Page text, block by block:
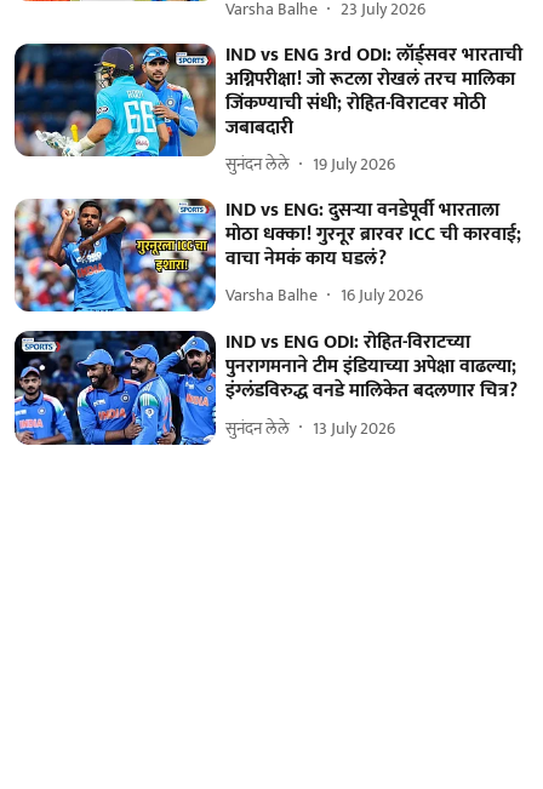
Varsha Balhe 23 July 2026
IND vs ENG 3rd ODI: लॉर्ड्सवर भारताची
अग्निपरीक्षा! जो रूटला रोखलं तरच मालिका
जिंकण्याची संधी; रोहित-विराटवर मोठी
जबाबदारी
सुनंदन लेले 19 July 2026
IND vs ENG: दुसऱ्या वनडेपूर्वी भारताला
मोठा धक्का! गुरनूर ब्रारवर ICC ची कारवाई;
वाचा नेमकं काय घडलं?
Varsha Balhe 16 July 2026
IND vs ENG ODI: रोहित-विराटच्या
पुनरागमनाने टीम इंडियाच्या अपेक्षा वाढल्या;
इंग्लंडविरुद्ध वनडे मालिकेत बदलणार चित्र?
सुनंदन लेले 13 July 2026